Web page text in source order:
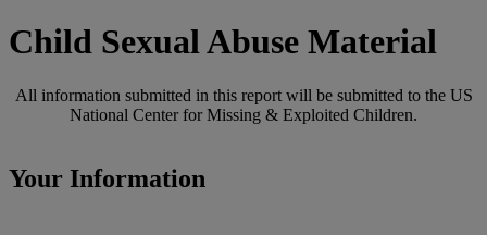
Child Sexual Abuse Material
All information submitted in this report will be submitted to the US
National Center for Missing & Exploited Children.
Your Information